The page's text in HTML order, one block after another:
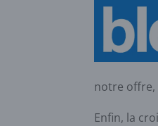
notre offre,
Enfin, la